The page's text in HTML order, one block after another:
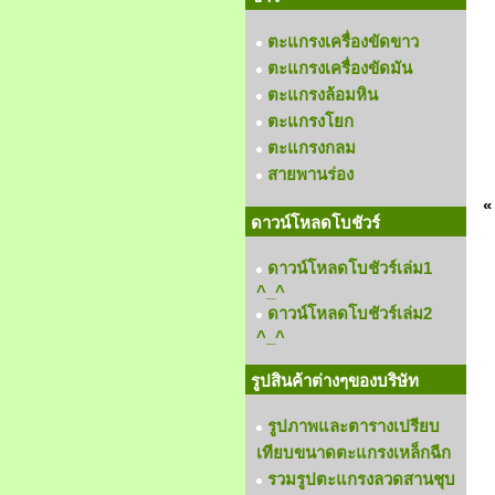
ตะแกรงเครื่องขัดขาว
ตะแกรงเครื่องขัดมัน
ตะแกรงล้อมหิน
ตะแกรงโยก
ตะแกรงกลม
สายพานร่อง
ดาวน์โหลดโบชัวร์
ดาวน์โหลดโบชัวร์เล่ม1
^_^
ดาวน์โหลดโบชัวร์เล่ม2
^_^
รูปสินค้าต่างๆของบริษัท
รูปภาพและตารางเปรียบ
เทียบขนาดตะแกรงเหล็กฉีก
รวมรูปตะแกรงลวดสานชุบ